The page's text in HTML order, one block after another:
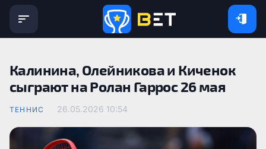
Калинина, Олейникова и Киченок
сыграют на Ролан Гаррос 26 мая
ТЕННИС 26.05.2026 10:54